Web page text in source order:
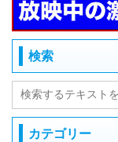
検索
カテゴリー